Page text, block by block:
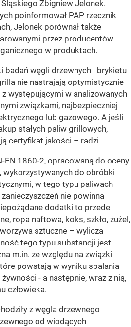
Zbigniew Jelonek.
poinformował PAP rzecznik
Jelonek porównał także
przez producentów
w produktach.
badań węgli drzewnych i brykietu
nie nastrajają optymistycznie –
występującymi w analizowanych
związkami, najbezpieczniej
lub gazowego. A jeśli
stałych paliw grillowych,
certyfikat jakości – radzi.
EN 1860-2, opracowaną do oceny
wykorzystywanych do obróbki
w tego typu paliwach
nie powinna
dodatki to przede
ropa naftowa, koks, szkło, żużel,
sztuczne – wylicza
tego typu substancji jest
m.in. ze względu na związki
powstają w wyniku spalania
- a następnie, wraz z nią,
człowieka.
z węgla drzewnego
od wiodących